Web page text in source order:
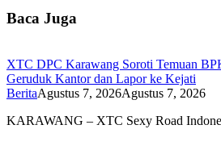
Baca Juga
XTC DPC Karawang Soroti Temuan
Geruduk Kantor dan Lapor ke Kejati
BeritaAgustus 7, 2026Agustus 7, 2026
KARAWANG – XTC Sexy Road